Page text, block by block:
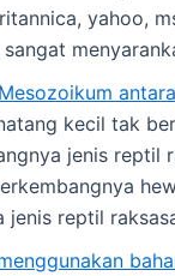
yahoo,
sangat
kecil tak
jenis reptil
jenis reptil